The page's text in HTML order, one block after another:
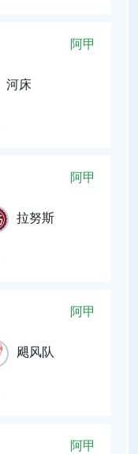
阿甲
河床
阿甲
拉努斯
阿甲
飓风队
阿甲